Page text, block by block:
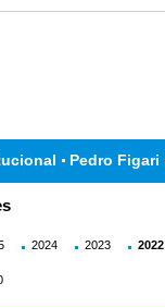
Pedro Figari
2024 2023 2022